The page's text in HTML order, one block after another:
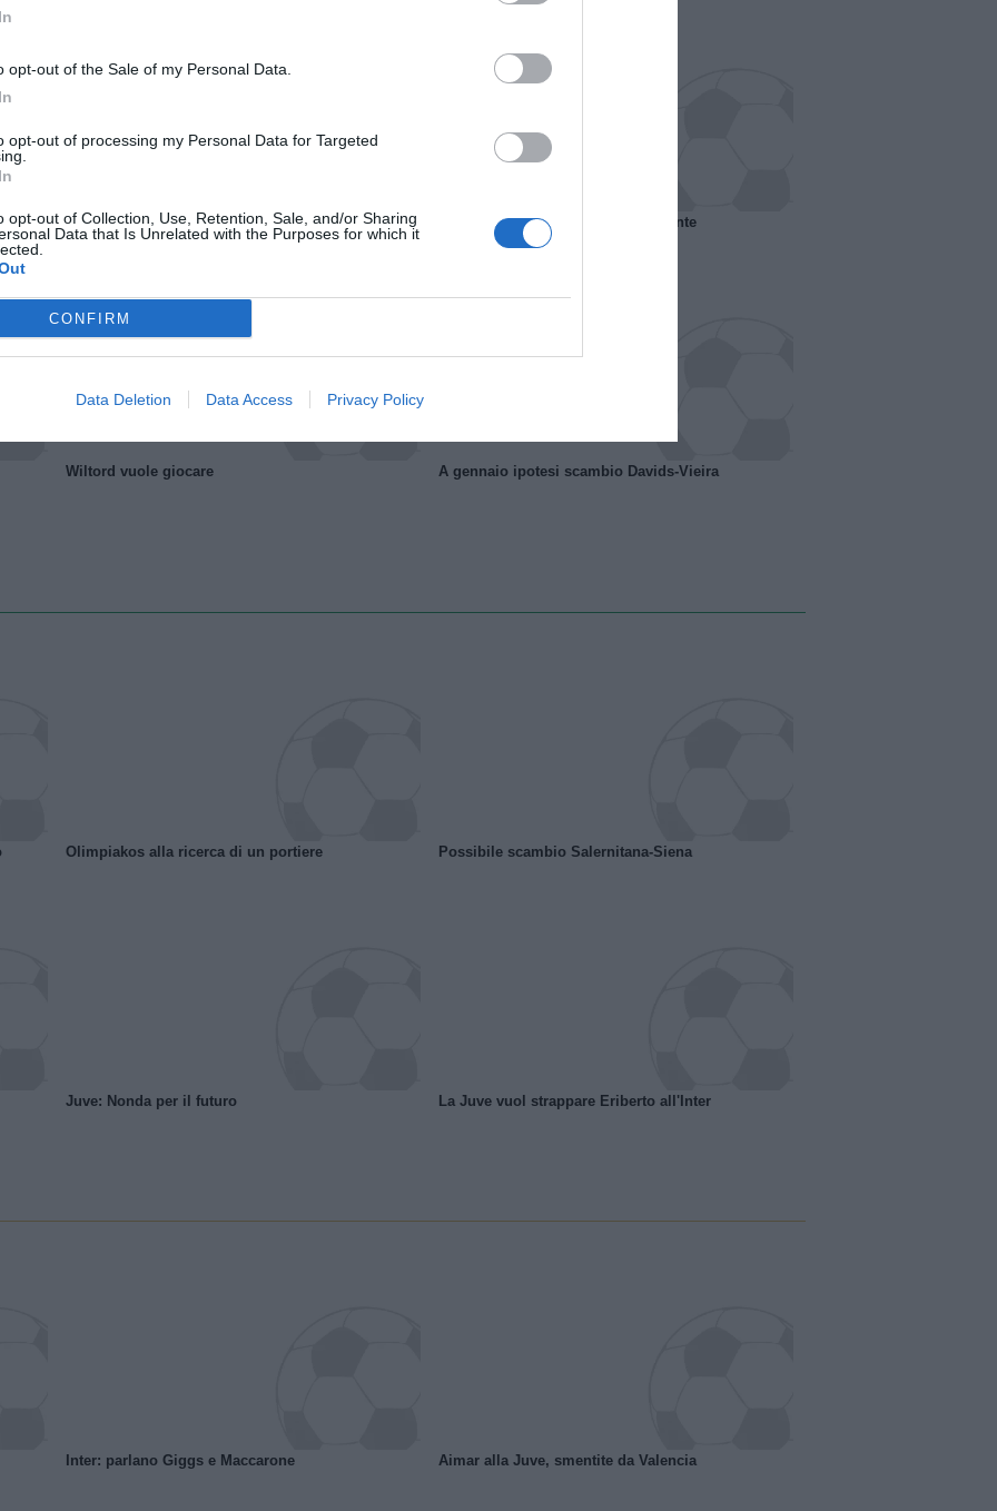
opt-out of the Sale of my Personal Data.
opt-out of processing my Personal Data for Targeted
opt-out of Collection, Use, Retention, Sale, and/or Sharing
Data that Is Unrelated with the Purposes for which it
CONFIRM
Data Deletion Data Access Privacy Policy
Il Rayo Vallecano spinge per Zamorano Francia, il Marsiglia senza presidente
Wiltord vuole giocare A gennaio ipotesi scambio Davids-Vieira
Olimpiakos alla ricerca di un portiere Possibile scambio Salernitana-Siena
Juve: Nonda per il futuro La Juve vuol strappare Eriberto all'Inter
Inter: parlano Giggs e Maccarone Aimar alla Juve, smentite da Valencia